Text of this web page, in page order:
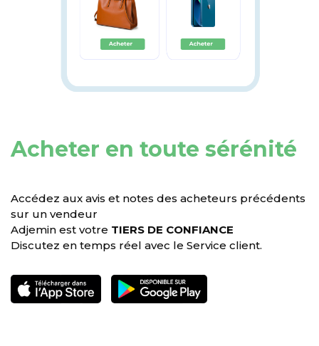
Acheter en toute sérénité
Accédez aux avis et notes des acheteurs précédents
sur un vendeur
Adjemin est votre TIERS DE CONFIANCE
Discutez en temps réel avec le Service client.